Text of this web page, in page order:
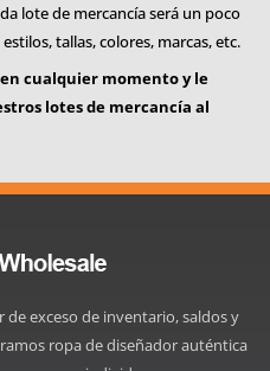
lote de mercancía será un poco
tallas, colores, marcas, etc.
en cualquier momento y le
lotes de mercancía al
exceso de inventario, saldos y
ropa de diseñador auténtica